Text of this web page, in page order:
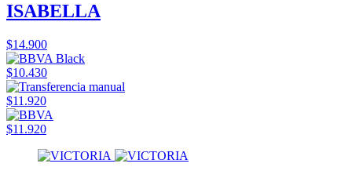
ISABELLA
$14.900
$10.430
$11.920
$11.920